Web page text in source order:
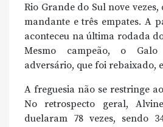
Rio Grande do Sul nove
mandante e três empates. A
aconteceu na última rodada
Mesmo campeão, o
adversário, que foi rebaixado,
A freguesia não se restringe
No retrospecto geral,
duelaram 78 vezes, sendo